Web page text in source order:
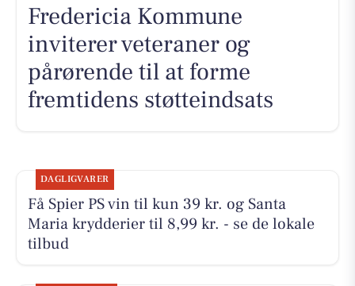
Fredericia Kommune
inviterer veteraner og
pårørende til at forme
fremtidens støtteindsats
DAGLIGVARER
Få Spier PS vin til kun 39 kr. og Santa
Maria krydderier til 8,99 kr. - se de lokale
tilbud